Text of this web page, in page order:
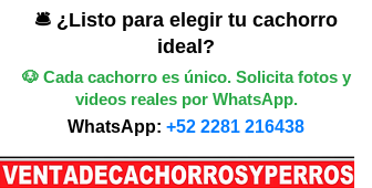
🛎️ ¿Listo para elegir tu cachorro
ideal?
🐶 Cada cachorro es único. Solicita fotos y
videos reales por WhatsApp.
WhatsApp: +52 2281 216438